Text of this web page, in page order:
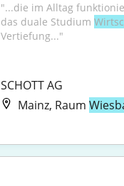
"...die im Alltag
das duale Studium
Vertiefung..."
SCHOTT AG
Mainz, Raum